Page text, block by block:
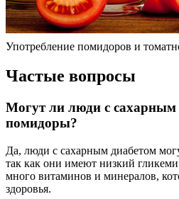
Употребление помидоров и
Частые вопросы
Могут ли люди с сахарным
помидоры?
Да, люди с сахарным диабетом
так как они имеют низкий
много витаминов и минералов,
здоровья.